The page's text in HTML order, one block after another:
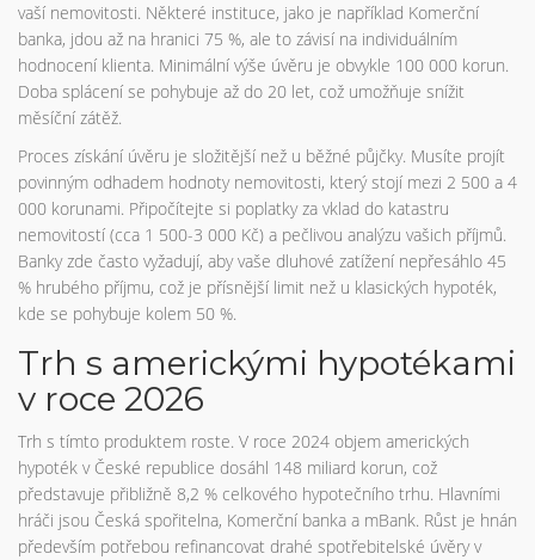
vaší nemovitosti. Některé instituce, jako je například Komerční
banka, jdou až na hranici 75 %, ale to závisí na individuálním
hodnocení klienta. Minimální výše úvěru je obvykle 100 000 korun.
Doba splácení se pohybuje až do 20 let, což umožňuje snížit
měsíční zátěž.
Proces získání úvěru je složitější než u běžné půjčky. Musíte projít
povinným odhadem hodnoty nemovitosti, který stojí mezi 2 500 a 4
000 korunami. Připočítejte si poplatky za vklad do katastru
nemovitostí (cca 1 500-3 000 Kč) a pečlivou analýzu vašich příjmů.
Banky zde často vyžadují, aby vaše dluhové zatížení nepřesáhlo 45
% hrubého příjmu, což je přísnější limit než u klasických hypoték,
kde se pohybuje kolem 50 %.
Trh s americkými hypotékami
v roce 2026
Trh s tímto produktem roste. V roce 2024 objem amerických
hypoték v České republice dosáhl 148 miliard korun, což
představuje přibližně 8,2 % celkového hypotečního trhu. Hlavními
hráči jsou Česká spořitelna, Komerční banka a mBank. Růst je hnán
především potřebou refinancovat drahé spotřebitelské úvěry v